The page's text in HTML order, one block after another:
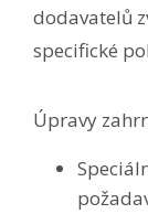
dodavatelů
specifické
Úpravy